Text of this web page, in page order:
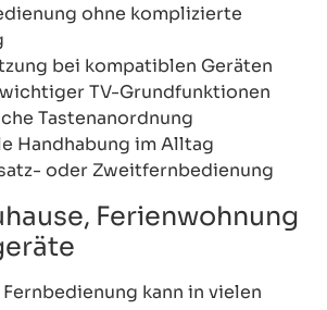
ohne komplizierte
bei kompatiblen Geräten
TV-Grundfunktionen
Tastenanordnung
Handhabung im Alltag
oder Zweitfernbedienung
Ferienwohnung
kann in vielen